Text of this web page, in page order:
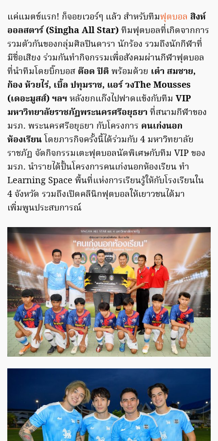
แค่แมตช์แรก! ก็จอยเวอร์ๆ แล้ว สำหรับทีมฟุตบอล สิงห์
ออลสตาร์ (Singha All Star)ทีมฟุตบอลที่เกิดจากการ
รวมตัวกันของกลุ่มศิลปินดารา นักร้อง รวมถึงนักกีฬาที่
มีชื่อเสียง ร่วมกันทำกิจกรรมเพื่อสังคมผ่านกีฬาฟุตบอล
ที่นำทีมโดยบิ๊กบอส ต๊อด ปิติ พร้อมด้วย เต๋า สมชาย,
ก้อง ห้วยไร่, เบิ้ล ปทุมราช, แอร์ วงThe Mousses
(เดอะมูสส์) ฯลฯ หลังยกแก๊งไปฟาดแข้งกับทีม VIP
มหาวิทยาลัยราชภัฏพระนครศรีอยุธยาที่สนามกีฬาของ
มรภ. พระนครศรีอยุธยา กับโครงการ คนเก่งนอก
ห้องเรียน โดยภารกิจครั้งนี้ได้ร่วมกับ 4 มหาวิทยาลัย
ราชภัฏ จัดกิจกรรมเตะฟุตบอลนัดพิเศษกับทีม VIP ของ
มรภ. นำรายได้ปั้นโครงการคนเก่งนอกห้องเรียน ทำ
Learning Space พื้นที่แห่งการเรียนรู้ให้กับโรงเรียนใน
4 จังหวัด รวมถึงเปิดคลีนิกฟุตบอลให้เยาวชนได้มา
เพิ่มพูนประสบการณ์